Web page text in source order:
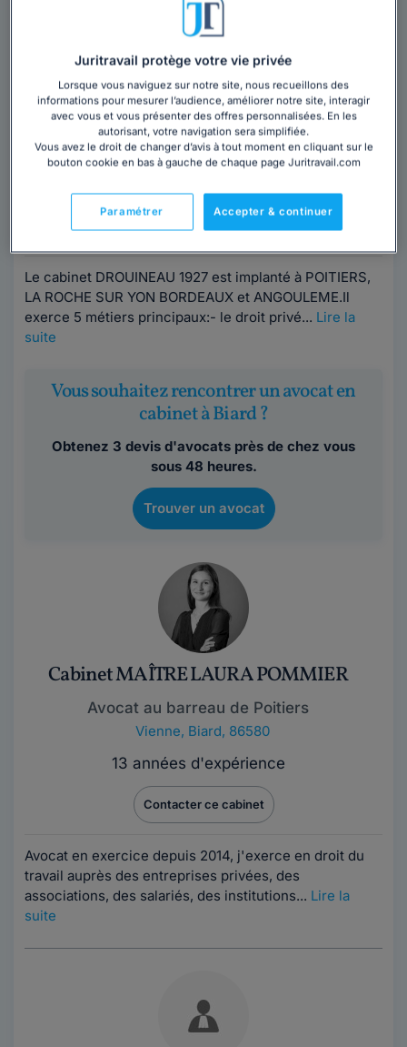
Cabinet DROUINEAU 1927
Contacter ce cabinet
Le cabinet DROUINEAU 1927 est implanté à POITIERS,
LA ROCHE SUR YON BORDEAUX et ANGOULEME.Il
exerce 5 métiers principaux:- le droit privé... Lire la
suite
Vous souhaitez rencontrer un avocat en
cabinet à Biard ?
Obtenez 3 devis d'avocats près de chez vous
sous 48 heures.
Trouver un avocat
Cabinet MAÎTRE LAURA POMMIER
Avocat au barreau de Poitiers
Vienne, Biard, 86580
13 années d'expérience
Contacter ce cabinet
Avocat en exercice depuis 2014, j'exerce en droit du
travail auprès des entreprises privées, des
associations, des salariés, des institutions... Lire la
suite
Juritravail protège votre vie privée
Lorsque vous naviguez sur notre site, nous recueillons des
informations pour mesurer l’audience, améliorer notre site, interagir
avec vous et vous présenter des offres personnalisées. En les
autorisant, votre navigation sera simplifiée.
Vous avez le droit de changer d’avis à tout moment en cliquant sur le
bouton cookie en bas à gauche de chaque page Juritravail.com
Accepter & continuer
Paramétrer